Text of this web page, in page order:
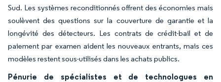
Sud. Les systèmes reconditionnés offrent des économies mais
soulèvent des questions sur la couverture de garantie et la
longévité des détecteurs. Les contrats de crédit-bail et de
paiement par examen aident les nouveaux entrants, mais ces
modèles restent sous-utilisés dans les achats publics.
Pénurie de spécialistes et de technologues en